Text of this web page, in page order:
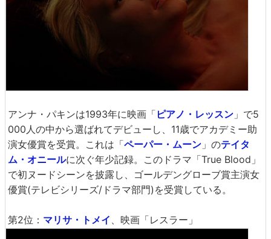
アンナ・パキンは1993年に映画「 ピアノ・レッスン 」で5
000人の中から選ばれてデビューし、11歳でアカデミー助
演女優賞を受賞。これは「ペーパー・ムーン 」のテイタ
ム・オニールに次ぐ年少記録。このドラマ「True Blood」
で初ヌードシーンを披露し、ゴールデングローブ賞主演女
優賞(テレビシリーズ/ドラマ部門)を受賞している。
第2位： マリサ・トメイ 、映画「レスラー」